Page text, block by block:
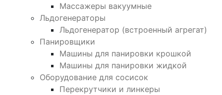
Массажеры вакуумные
Льдогенераторы
Льдогенератор (встроенный агрегат)
Панировщики
Машины для панировки крошкой
Машины для панировки жидкой
Оборудование для сосисок
Перекрутчики и линкеры